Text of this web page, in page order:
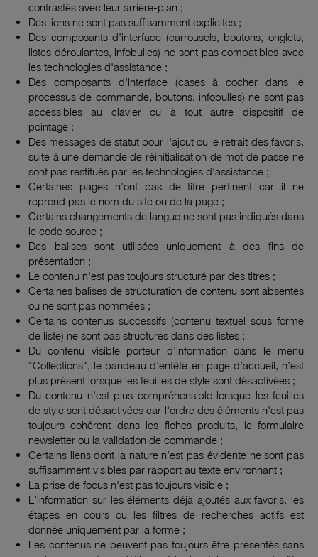
contrastés avec leur arrière-plan ;
Des liens ne sont pas suffisamment explicites ;
Des composants d'interface (carrousels, boutons, onglets,
listes déroulantes, infobulles) ne sont pas compatibles avec
les technologies d'assistance ;
Des composants d'interface (cases à cocher dans le
processus de commande, boutons, infobulles) ne sont pas
accessibles au clavier ou à tout autre dispositif de
pointage ;
Des messages de statut pour l'ajout ou le retrait des favoris,
suite à une demande de réinitialisation de mot de passe ne
sont pas restitués par les technologies d'assistance ;
Certaines pages n'ont pas de titre pertinent car il ne
reprend pas le nom du site ou de la page ;
Certains changements de langue ne sont pas indiqués dans
le code source ;
Des balises sont utilisées uniquement à des fins de
présentation ;
Le contenu n'est pas toujours structuré par des titres ;
Certaines balises de structuration de contenu sont absentes
ou ne sont pas nommées ;
Certains contenus successifs (contenu textuel sous forme
de liste) ne sont pas structurés dans des listes ;
Du contenu visible porteur d’information dans le menu
"Collections", le bandeau d'entête en page d'accueil, n'est
plus présent lorsque les feuilles de style sont désactivées ;
Du contenu n'est plus compréhensible lorsque les feuilles
de style sont désactivées car l'ordre des éléments n'est pas
toujours cohérent dans les fiches produits, le formulaire
newsletter ou la validation de commande ;
Certains liens dont la nature n’est pas évidente ne sont pas
suffisamment visibles par rapport au texte environnant ;
La prise de focus n'est pas toujours visible ;
L’information sur les éléments déjà ajoutés aux favoris, les
étapes en cours ou les filtres de recherches actifs est
donnée uniquement par la forme ;
Les contenus ne peuvent pas toujours être présentés sans